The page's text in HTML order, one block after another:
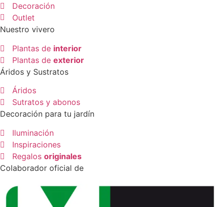
Decoración
Outlet
Nuestro vivero
Plantas de interior
Plantas de exterior
Áridos y Sustratos
Áridos
Sutratos y abonos
Decoración para tu jardín
Iluminación
Inspiraciones
Regalos originales
Colaborador oficial de